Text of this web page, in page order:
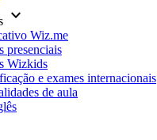
keyboard_arrow_down
Wiz.me
presenciais
Wizkids
e exames internacionais
de aula